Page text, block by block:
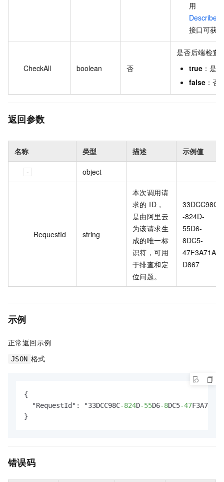
用
接口可获
CheckAll boolean 否
是否后端检查
true ：是
false ：否
返回参数
名称 类型 描述 示例值
object
RequestId string
本次调用请
求的 ID，
是由阿里云
为该请求生
成的唯一标
识符，可用
于排查和定
位问题。
33DCC98C
-824D-
55D6-
8DC5-
47F3A71A
D867
示例
正常返回示例
JSON 格式
{
  "RequestId": "33DCC98C
-824D-55D6-8DC5-47
}
错误码